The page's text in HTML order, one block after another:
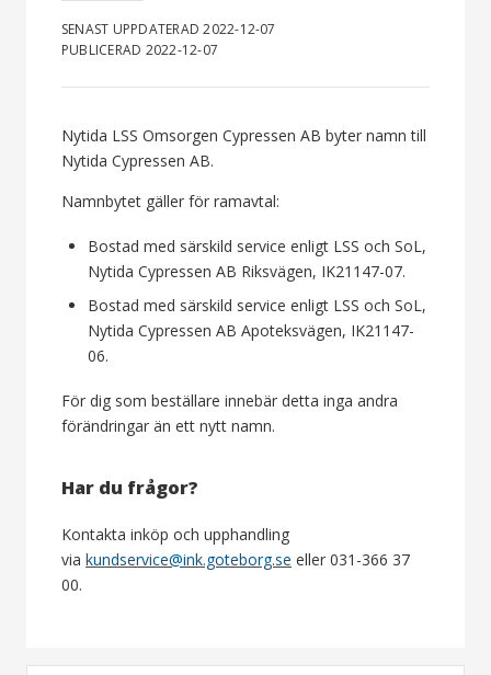
SENAST UPPDATERAD 2022-12-07
PUBLICERAD 2022-12-07
Nytida LSS Omsorgen Cypressen AB byter namn till
Nytida Cypressen AB.
Namnbytet gäller för ramavtal:
Bostad med särskild service enligt LSS och SoL,
Nytida Cypressen AB Riksvägen, IK21147-07.
Bostad med särskild service enligt LSS och SoL,
Nytida Cypressen AB Apoteksvägen, IK21147-
06.
För dig som beställare innebär detta inga andra
förändringar än ett nytt namn.
Har du frågor?
Kontakta inköp och upphandling
via kundservice@ink.goteborg.se eller 031-366 37
00.